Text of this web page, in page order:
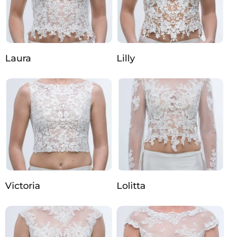
Laura Lilly
Victoria Lolitta